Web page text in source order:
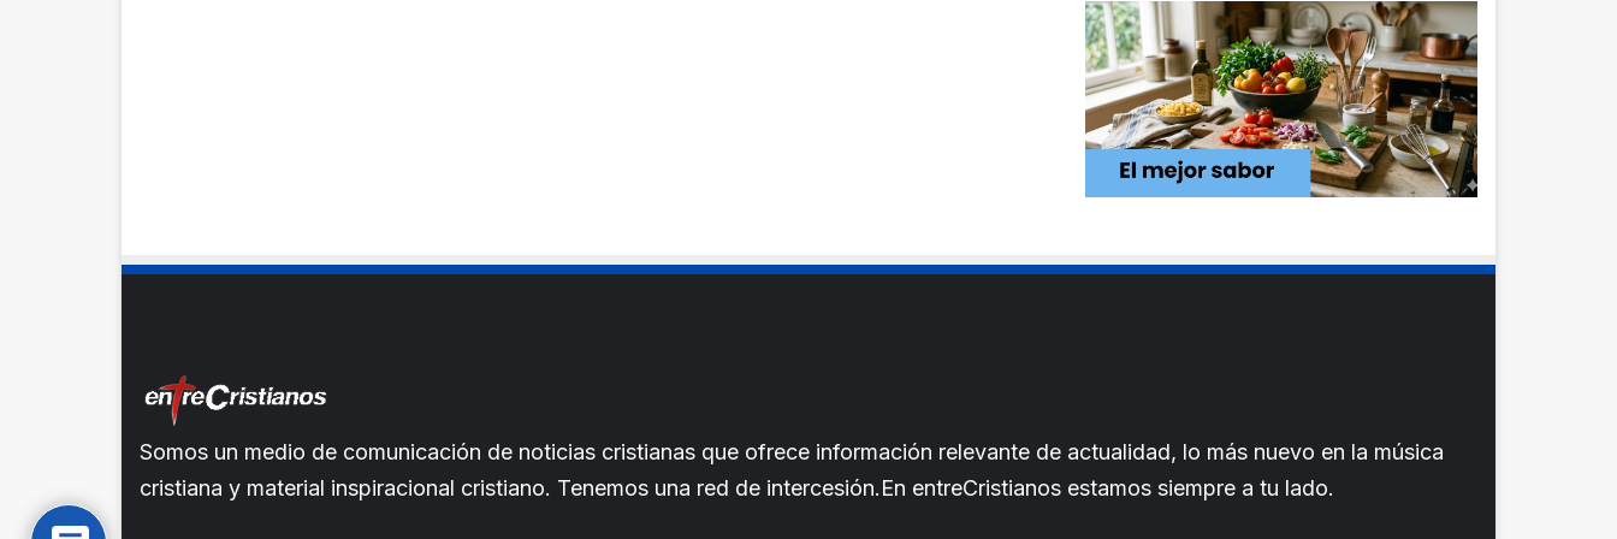
Somos un medio de comunicación de noticias cristianas que ofrece información relevante de actualidad, lo más nuevo en la música
cristiana y material inspiracional cristiano. Tenemos una red de intercesión.En entreCristianos estamos siempre a tu lado.